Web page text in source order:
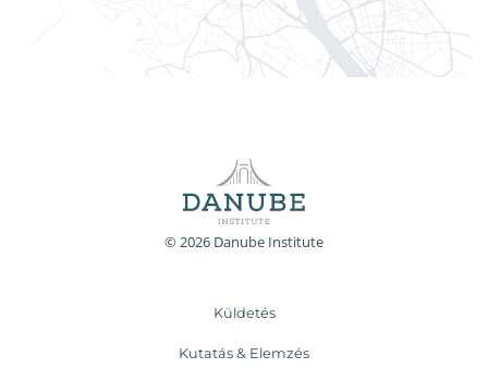
© 2026 Danube Institute
Küldetés
Kutatás & Elemzés